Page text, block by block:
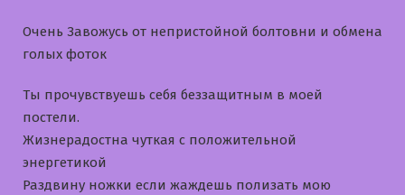
Очень Завожусь от непристойной болтовни и обмена
голых фоток
Ты прочувствуешь себя беззащитным в моей
постели.
Жизнерадостна чуткая с положительной
энергетикой
Раздвину ножки если жаждешь полизать мою